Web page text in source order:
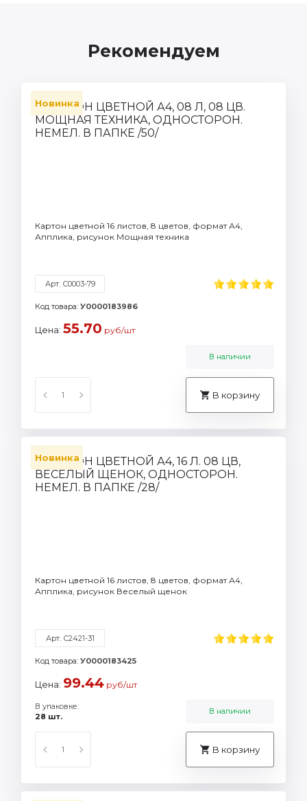
Рекомендуем
Новинка
Картон цветной 16 листов, 8 цветов, формат А4,
Апплика, рисунок Мощная техника
Арт. С0003-79
Код товара: У0000183986
Цена: 55.70 руб/шт
В наличии
В корзину
Новинка
Картон цветной 16 листов, 8 цветов, формат А4,
Апплика, рисунок Веселый щенок
Арт. С2421-31
Код товара: У0000183425
Цена: 99.44 руб/шт
В упаковке:
28 шт.
В наличии
В корзину